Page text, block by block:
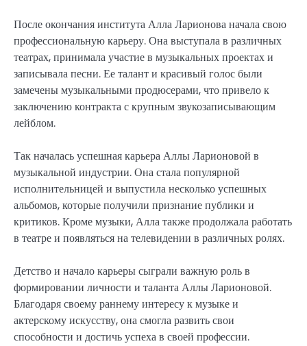
После окончания института Алла Ларионова начала свою
профессиональную карьеру. Она выступала в различных
театрах, принимала участие в музыкальных проектах и
записывала песни. Ее талант и красивый голос были
замечены музыкальными продюсерами, что привело к
заключению контракта с крупным звукозаписывающим
лейблом.
Так началась успешная карьера Аллы Ларионовой в
музыкальной индустрии. Она стала популярной
исполнительницей и выпустила несколько успешных
альбомов, которые получили признание публики и
критиков. Кроме музыки, Алла также продолжала работать
в театре и появляться на телевидении в различных ролях.
Детство и начало карьеры сыграли важную роль в
формировании личности и таланта Аллы Ларионовой.
Благодаря своему раннему интересу к музыке и
актерскому искусству, она смогла развить свои
способности и достичь успеха в своей профессии.